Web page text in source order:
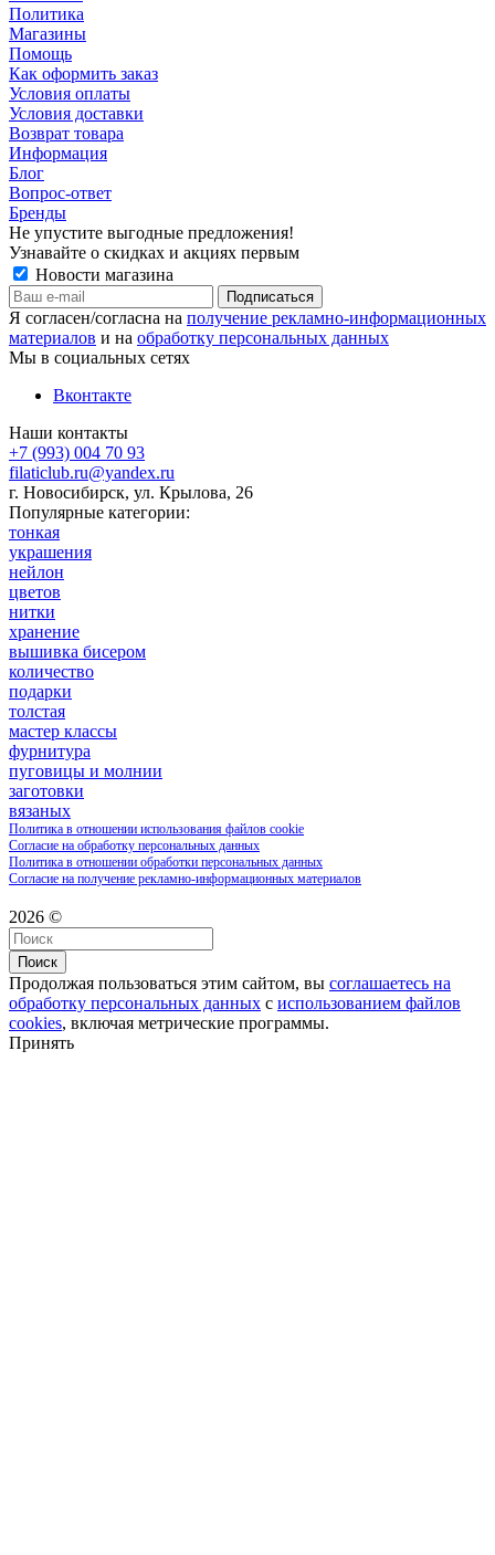
Политика
Магазины
Помощь
Как оформить заказ
Условия оплаты
Условия доставки
Возврат товара
Информация
Блог
Вопрос-ответ
Бренды
Не упустите выгодные предложения!
Узнавайте о скидках и акциях первым
Новости магазина
Я согласен/согласна на получение рекламно-информационных
материалов и на обработку персональных данных
Мы в социальных сетях
Вконтакте
Наши контакты
+7 (993) 004 70 93
filaticlub.ru@yandex.ru
г. Новосибирск, ул. Крылова, 26
Популярные категории:
тонкая
украшения
нейлон
цветов
нитки
хранение
вышивка бисером
количество
подарки
толстая
мастер классы
фурнитура
пуговицы и молнии
заготовки
вязаных
Политика в отношении использования файлов cookie
Согласие на обработку персональных данных
Политика в отношении обработки персональных данных
Согласие на получение рекламно-информационных материалов
2026 ©
Поиск
Продолжая пользоваться этим сайтом, вы соглашаетесь на
обработку персональных данных с использованием файлов
cookies, включая метрические программы.
Принять